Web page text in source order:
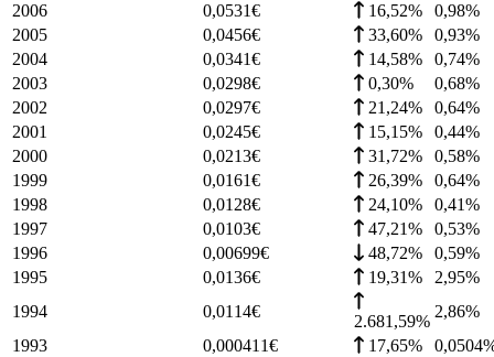
2006
0,0531€ 16,52% 0,98%
2005
0,0456€ 33,60% 0,93%
2004
0,0341€ 14,58% 0,74%
2003
0,0298€ 0,30% 0,68%
2002
0,0297€ 21,24% 0,64%
2001
0,0245€ 15,15% 0,44%
2000
0,0213€ 31,72% 0,58%
1999
0,0161€ 26,39% 0,64%
1998
0,0128€ 24,10% 0,41%
1997
0,0103€ 47,21% 0,53%
1996
0,00699€ 48,72% 0,59%
1995
0,0136€ 19,31% 2,95%
1994
0,0114€
2.681,59%
2,86%
1993
0,000411€ 17,65% 0,0504